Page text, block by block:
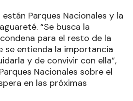
Parques Nacionales y la
“Se busca la
para el resto de la
se entienda la importancia
y de convivir con ella”,
Nacionales sobre el
en las próximas